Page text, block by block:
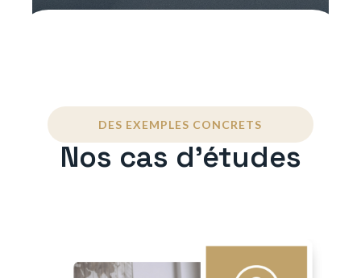
DES EXEMPLES CONCRETS
Nos cas d'études